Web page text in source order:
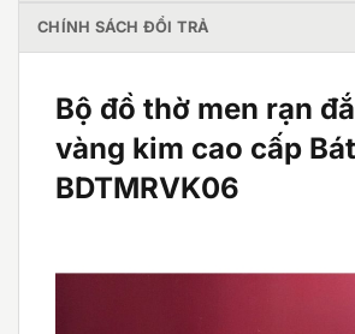
CHÍNH SÁCH ĐỔI TRẢ
Bộ đồ thờ men rạn
vàng kim cao cấp
BDTMRVK06